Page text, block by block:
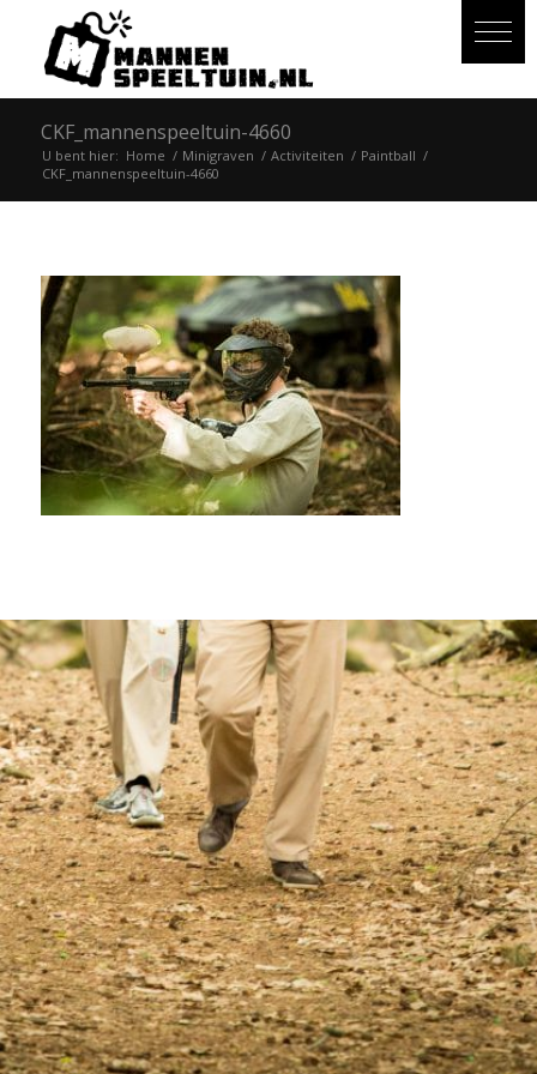
CKF_mannenspeeltuin-4660
U bent hier: Home / Minigraven / Activiteiten / Paintball /
CKF_mannenspeeltuin-4660